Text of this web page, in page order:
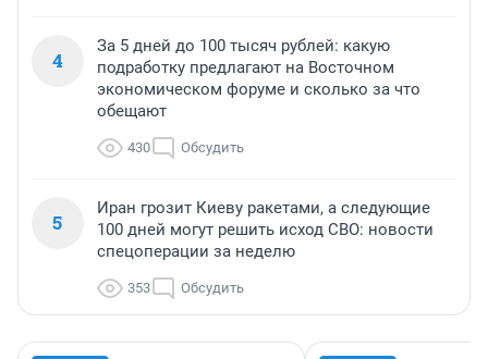
4
За 5 дней до 100 тысяч рублей: какую
подработку предлагают на Восточном
экономическом форуме и сколько за что
обещают
430 Обсудить
5
Иран грозит Киеву ракетами, а следующие
100 дней могут решить исход СВО: новости
спецоперации за неделю
353 Обсудить